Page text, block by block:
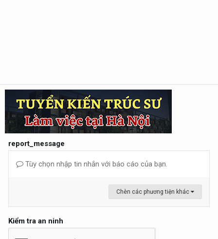
report_message
Tùy chọn nhập tin nhắn với báo cáo của bạn.
Chèn các phương tiện khác
Kiểm tra an ninh